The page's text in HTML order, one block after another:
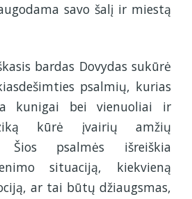
savo šalį ir miestą
bardas Dovydas sukūrė
psalmių, kurias
kunigai bei vienuoliai ir
kūrė įvairių amžių
Šios psalmės išreiškia
situaciją, kiekvieną
ar tai būtų džiaugsmas,